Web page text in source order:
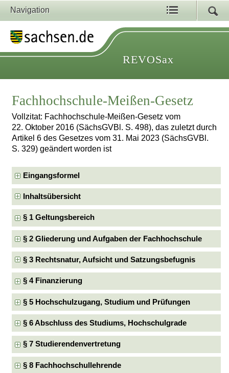
Navigation
REVOSax
Fachhochschule-Meißen-Gesetz
Vollzitat: Fachhochschule-Meißen-Gesetz vom
22. Oktober 2016 (SächsGVBl. S. 498), das zuletzt durch
Artikel 6 des Gesetzes vom 31. Mai 2023 (SächsGVBl.
S. 329) geändert worden ist
Eingangsformel
Inhaltsübersicht
§ 1 Geltungsbereich
§ 2 Gliederung und Aufgaben der Fachhochschule
§ 3 Rechtsnatur, Aufsicht und Satzungsbefugnis
§ 4 Finanzierung
§ 5 Hochschulzugang, Studium und Prüfungen
§ 6 Abschluss des Studiums, Hochschulgrade
§ 7 Studierendenvertretung
§ 8 Fachhochschullehrende